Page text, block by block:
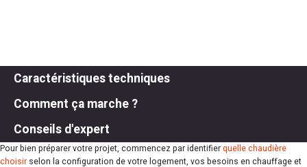
Caractéristiques techniques
Comment ça marche ?
Conseils d'expert
Pour bien préparer votre projet, commencez par identifierquelle chaudière
choisir selon la configuration de votre logement, vos besoins en chauffage et